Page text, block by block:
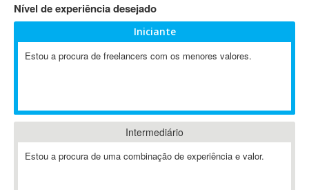
802.11
A-GPS
ABAP
Abaqus
ABBYY FineReader
Nível de experiência desejado
Iniciante
Estou a procura de freelancers com os menores valores.
Intermediário
Estou a procura de uma combinação de experiência e valor.